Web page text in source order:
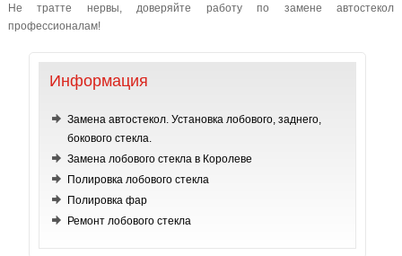
Не тратте нервы, доверяйте работу по замене автостекол
профессионалам!
Информация
Замена автостекол. Установка лобового, заднего,
бокового стекла.
Замена лобового стекла в Королеве
Полировка лобового стекла
Полировка фар
Ремонт лобового стекла